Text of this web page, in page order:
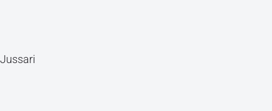
Jussari